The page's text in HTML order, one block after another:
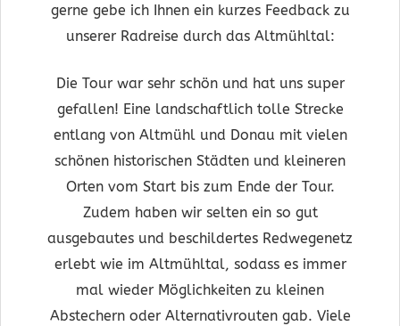
gerne gebe ich Ihnen ein kurzes Feedback zu
unserer Radreise durch das Altmühltal:
Die Tour war sehr schön und hat uns super
gefallen! Eine landschaftlich tolle Strecke
entlang von Altmühl und Donau mit vielen
schönen historischen Städten und kleineren
Orten vom Start bis zum Ende der Tour.
Zudem haben wir selten ein so gut
ausgebautes und beschildertes Redwegenetz
erlebt wie im Altmühltal, sodass es immer
mal wieder Möglichkeiten zu kleinen
Abstechern oder Alternativrouten gab. Viele